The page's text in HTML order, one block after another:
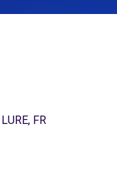
FR